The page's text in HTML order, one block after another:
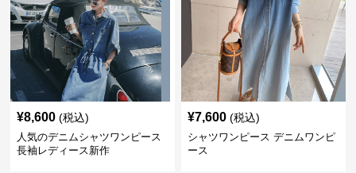
¥8,600 (税込)
人気のデニムシャツワンピース
長袖レディース新作
¥7,600 (税込)
シャツワンピース デニムワンピ
ース